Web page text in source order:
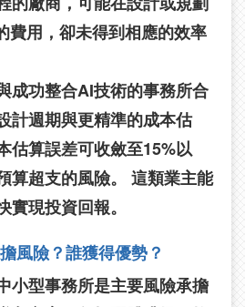
費用，卻未得到相應的效率
成功整合AI技術的事務所合
計週期與更精準的成本估
估算誤差可收斂至15%以
算超支的風險。 這類業主能
現投資回報。
風險？誰獲得優勢？
小型事務所是主要風險承擔